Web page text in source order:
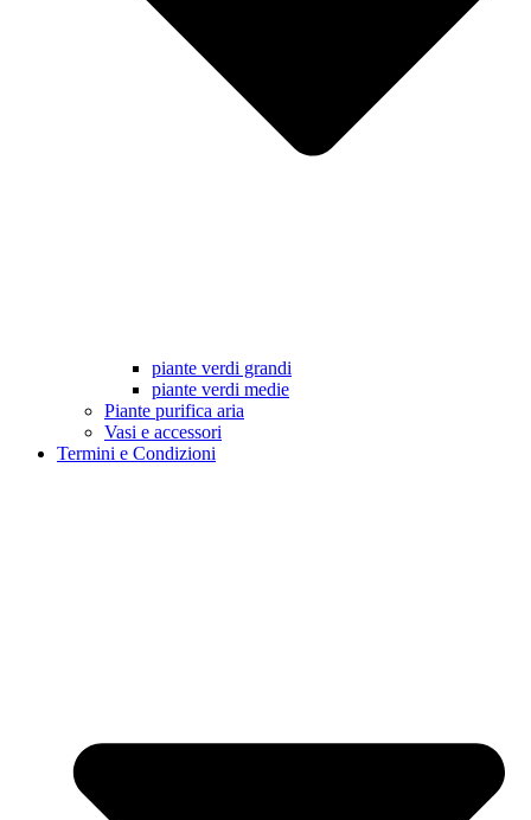
piante verdi grandi
piante verdi medie
Piante purifica aria
Vasi e accessori
Termini e Condizioni